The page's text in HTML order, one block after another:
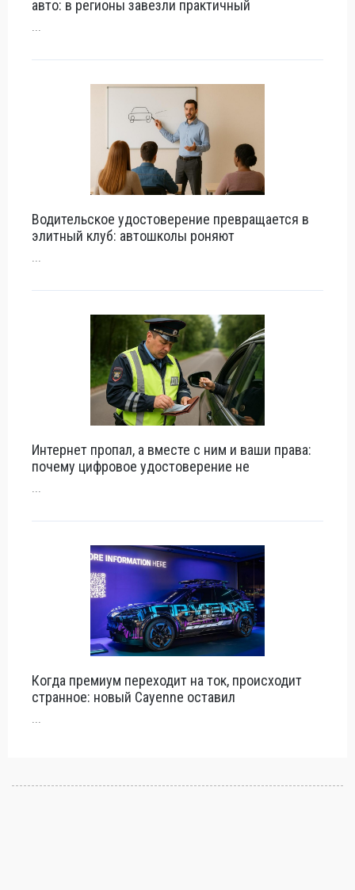
авто: в регионы завезли практичный
...
Водительское удостоверение превращается в
элитный клуб: автошколы роняют
...
Интернет пропал, а вместе с ним и ваши права:
почему цифровое удостоверение не
...
Когда премиум переходит на ток, происходит
странное: новый Cayenne оставил
...